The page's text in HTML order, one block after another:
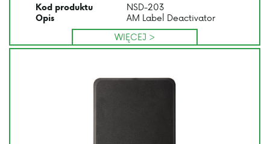
Kod produktu NSD-203
Opis
AM Label Deactivator
WIĘCEJ >